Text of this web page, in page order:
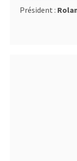
Président :